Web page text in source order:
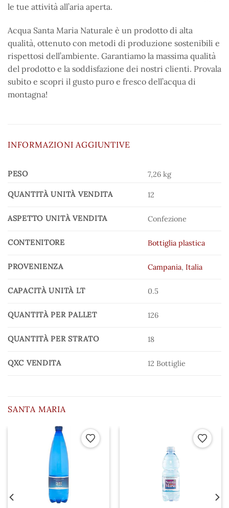
le tue attività all’aria aperta.
Acqua Santa Maria Naturale è un prodotto di alta
qualità, ottenuto con metodi di produzione sostenibili e
rispettosi dell’ambiente. Garantiamo la massima qualità
del prodotto e la soddisfazione dei nostri clienti. Provala
subito e scopri il gusto puro e fresco dell’acqua di
montagna!
INFORMAZIONI AGGIUNTIVE
PESO 7,26 kg
QUANTITÀ UNITÀ VENDITA 12
ASPETTO UNITÀ VENDITA Confezione
CONTENITORE Bottiglia plastica
PROVENIENZA Campania,Italia
CAPACITÀ UNITÀ LT 0.5
QUANTITÀ PER PALLET 126
QUANTITÀ PER STRATO 18
QXC VENDITA 12 Bottiglie
SANTA MARIA
Aggiungi ai preferiti